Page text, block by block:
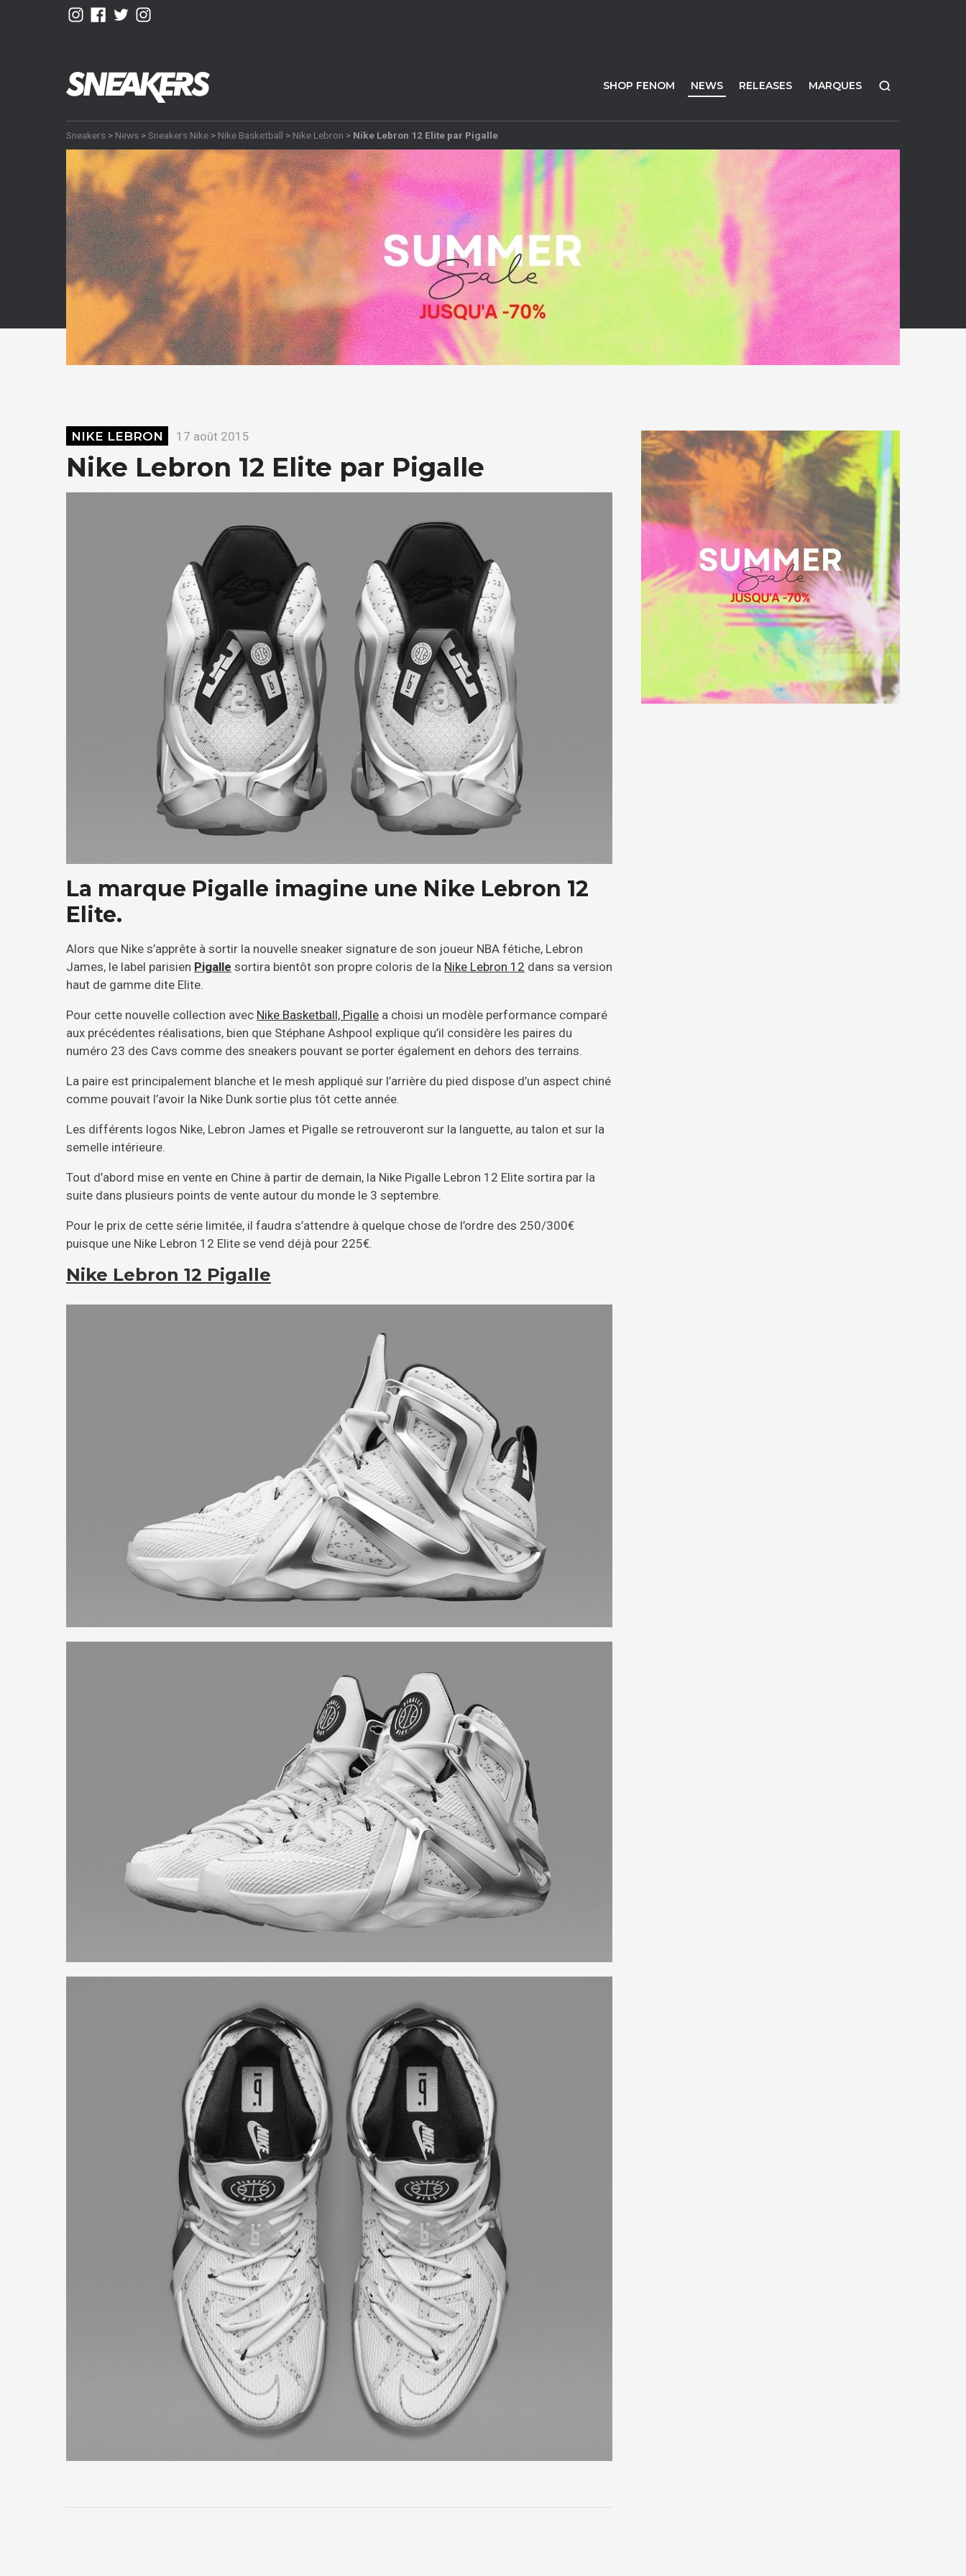
SHOP FENOM NEWS RELEASES MARQUES
Sneakers > News >Sneakers Nike > Nike Basketball > Nike Lebron > Nike Lebron 12 Elite par Pigalle
NIKE LEBRON 17 août 2015
Nike Lebron 12 Elite par Pigalle
La marque Pigalle imagine une Nike Lebron 12
Elite.
Alors que Nike s’apprête à sortir la nouvelle sneaker signature de son joueur NBA fétiche, Lebron
James, le label parisien Pigalle sortira bientôt son propre coloris de la Nike Lebron 12 dans sa version
haut de gamme dite Elite.
Pour cette nouvelle collection avec Nike Basketball, Pigalle a choisi un modèle performance comparé
aux précédentes réalisations, bien que Stéphane Ashpool explique qu’il considère les paires du
numéro 23 des Cavs comme des sneakers pouvant se porter également en dehors des terrains.
La paire est principalement blanche et le mesh appliqué sur l’arrière du pied dispose d’un aspect chiné
comme pouvait l’avoir la Nike Dunk sortie plus tôt cette année.
Les différents logos Nike, Lebron James et Pigalle se retrouveront sur la languette, au talon et sur la
semelle intérieure.
Tout d’abord mise en vente en Chine à partir de demain, la Nike Pigalle Lebron 12 Elite sortira par la
suite dans plusieurs points de vente autour du monde le 3 septembre.
Pour le prix de cette série limitée, il faudra s’attendre à quelque chose de l’ordre des 250/300€
puisque une Nike Lebron 12 Elite se vend déjà pour 225€.
Nike Lebron 12 Pigalle